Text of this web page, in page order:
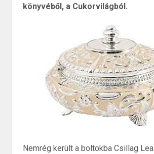
könyvéből, a Cukorvilágból.
Nemrég került a boltokba Csillag Lea